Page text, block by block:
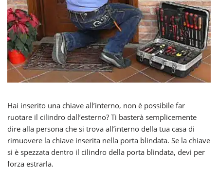
Hai inserito una chiave all’interno, non è possibile far
ruotare il cilindro dall’esterno? Ti basterà semplicemente
dire alla persona che si trova all’interno della tua casa di
rimuovere la chiave inserita nella porta blindata. Se la chiave
si è spezzata dentro il cilindro della porta blindata, devi per
forza estrarla.